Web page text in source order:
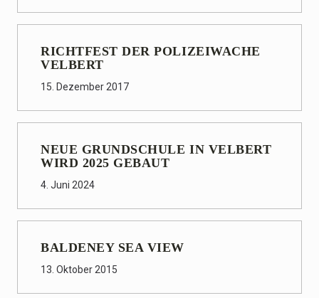
RICHTFEST DER POLIZEIWACHE
VELBERT
15. Dezember 2017
NEUE GRUNDSCHULE IN VELBERT
WIRD 2025 GEBAUT
4. Juni 2024
BALDENEY SEA VIEW
13. Oktober 2015